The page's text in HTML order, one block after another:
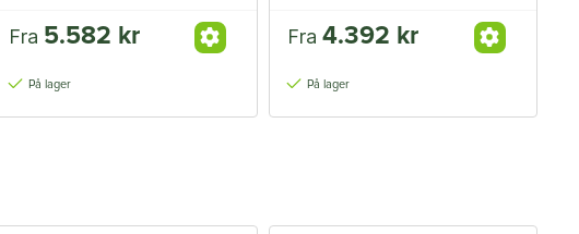
Fra 5.582 kr
På lager
Fra4.392 kr
På lager